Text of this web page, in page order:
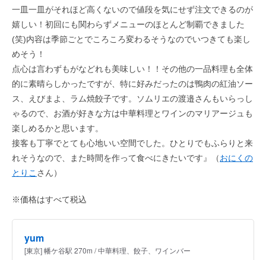
一皿一皿がそれほど高くないので値段を気にせず注文できるのが
嬉しい！初回にも関わらずメニューのほとんど制覇できました
(笑)内容は季節ごとでころころ変わるそうなのでいつきても楽し
めそう！
点心は言わずもがなどれも美味しい！！その他の一品料理も全体
的に素晴らしかったですが、特に好みだったのは鴨肉の紅油ソー
ス、えびまよ、ラム焼餃子です。ソムリエの渡邉さんもいらっし
ゃるので、お酒が好きな方は中華料理とワインのマリアージュも
楽しめるかと思います。
接客も丁寧でとても心地いい空間でした。ひとりでもふらりと来
れそうなので、また時間を作って食べにきたいです』（おにくの
とりこ さん）
※価格はすべて税込
yum
[東京] 幡ケ谷駅 270m / 中華料理、餃子、ワインバー